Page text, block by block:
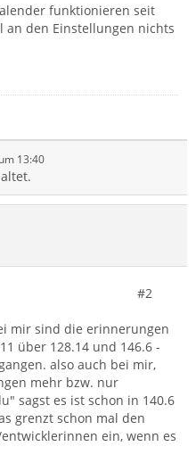
funktionieren seit
den Einstellungen nichts
13:40
#2
mir sind die erinnerungen
über 128.14 und 146.6 -
also auch bei mir,
mehr bzw. nur
sagst es ist schon in 140.6
grenzt schon mal den
ein, wenn es